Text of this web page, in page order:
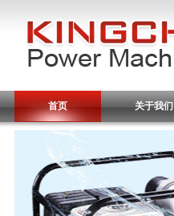
首页 关于我们